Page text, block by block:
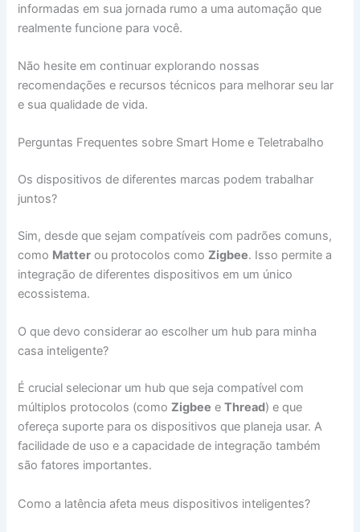
informadas em sua jornada rumo a uma automação que
realmente funcione para você.
Não hesite em continuar explorando nossas
recomendações e recursos técnicos para melhorar seu lar
e sua qualidade de vida.
Perguntas Frequentes sobre Smart Home e Teletrabalho
Os dispositivos de diferentes marcas podem trabalhar
juntos?
Sim, desde que sejam compatíveis com padrões comuns,
como Matter ou protocolos comoZigbee. Isso permite a
integração de diferentes dispositivos em um único
ecossistema.
O que devo considerar ao escolher um hub para minha
casa inteligente?
É crucial selecionar um hub que seja compatível com
múltiplos protocolos (comoZigbee eThread) e que
ofereça suporte para os dispositivos que planeja usar. A
facilidade de uso e a capacidade de integração também
são fatores importantes.
Como a latência afeta meus dispositivos inteligentes?